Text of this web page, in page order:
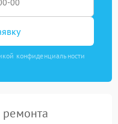
конфиденциальности